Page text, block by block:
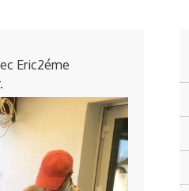
Eric2éme